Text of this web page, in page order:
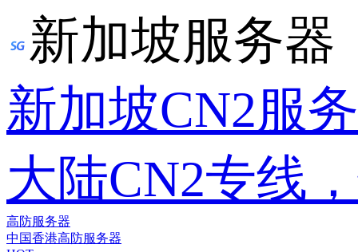
新加坡服务器
新加坡CN2服
大陆CN2专线
高防服务器
中国香港高防服务器